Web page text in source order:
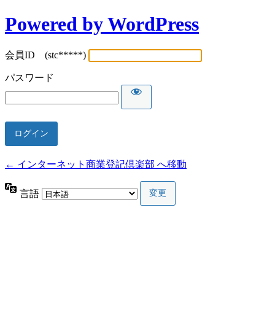
Powered by WordPress
会員ID (stc*****)
パスワード
← インターネット商業登記倶楽部 へ移動
言語